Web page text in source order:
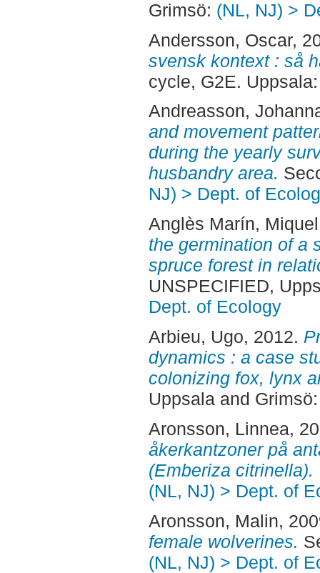
Grimsö: (NL, NJ) >
Andersson, Oscar,
svensk kontext : så
cycle, G2E.
Andreasson,
and movement
during the yearly
husbandry area.
NJ) > Dept. of
Anglès Marín, Miquel
the germination of a
spruce forest in
UNSPECIFIED,
Dept. of Ecology
Arbieu, Ugo, 2012.
dynamics : a case
colonizing fox, lynx
Uppsala and
Aronsson, Linnea,
åkerkantzoner på
(Emberiza citrinella).
(NL, NJ) > Dept. of
Aronsson, Malin,
female wolverines.
(NL, NJ) > Dept. of